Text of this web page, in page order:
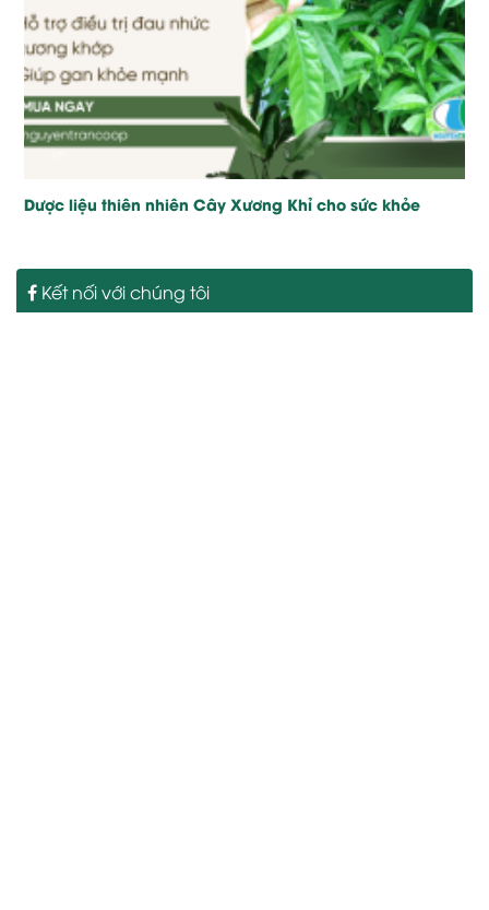
Dược liệu thiên nhiên Cây Xương Khỉ cho sức khỏe
Kết nối với chúng tôi